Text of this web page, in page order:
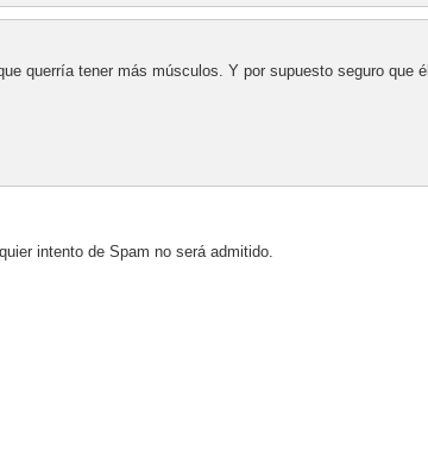
querría tener más músculos. Y por supuesto seguro que él
intento de Spam no será admitido.